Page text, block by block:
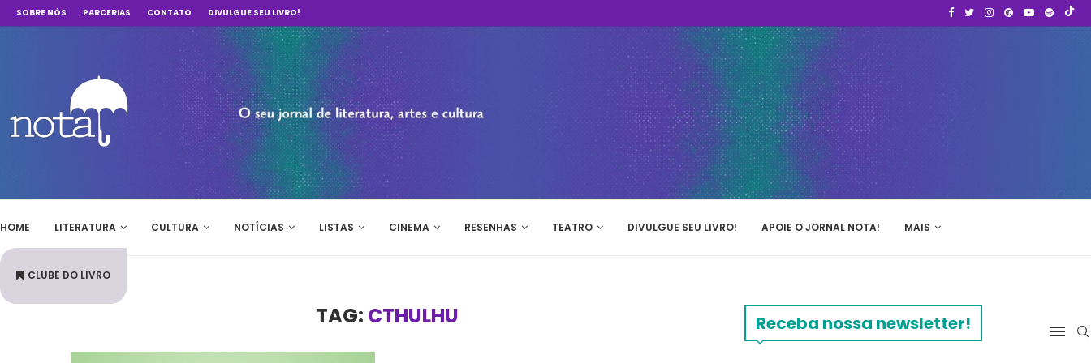
SOBRE NÓS PARCERIAS CONTATO DIVULGUE SEU LIVRO!
HOME LITERATURA CULTURA NOTÍCIAS LISTAS CINEMA RESENHAS TEATRO DIVULGUE SEU LIVRO! APOIE O JORNAL NOTA! MAIS
CLUBE DO LIVRO
TAG: CTHULHU Receba nossa newsletter!